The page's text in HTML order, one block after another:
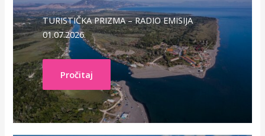
TURISTIČKA PRIZMA – RADIO EMISIJA
01.07.2026.
Pročitaj